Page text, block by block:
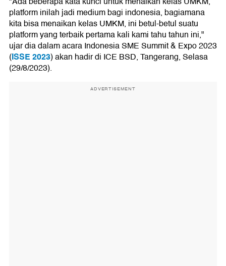
platform inilah jadi medium bagi indonesia, bagiamana
kita bisa menaikan kelas UMKM, ini betul-betul suatu
platform yang terbaik pertama kali kami tahu tahun ini,"
ujar dia dalam acara Indonesia SME Summit & Expo 2023
(ISSE 2023) akan hadir di ICE BSD, Tangerang, Selasa
(29/8/2023).
ADVERTISEMENT